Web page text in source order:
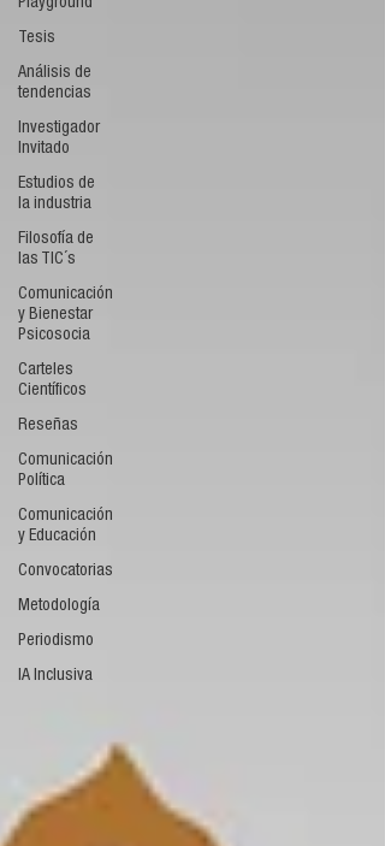
Playground
Tesis
Análisis de
tendencias
Investigador
Invitado
Estudios de
la industria
Filosofía de
las TIC´s
Comunicación
y Bienestar
Psicosocia
Carteles
Científicos
Reseñas
Comunicación
Política
Comunicación
y Educación
Convocatorias
Metodología
Periodismo
IA Inclusiva